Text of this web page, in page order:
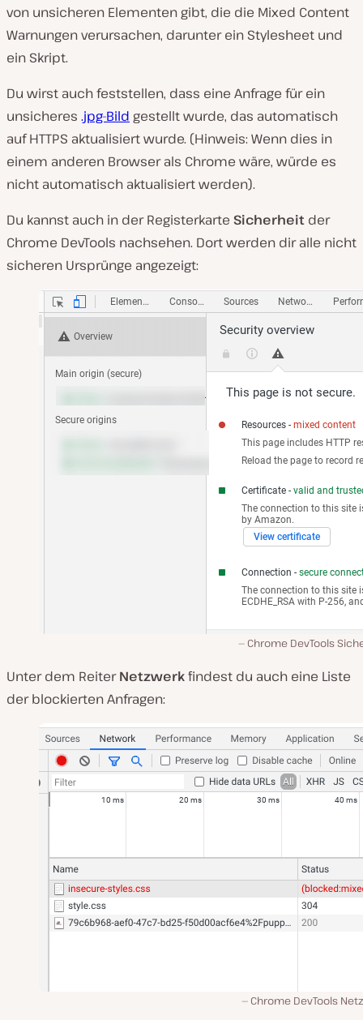
von unsicheren Elementen gibt, die die Mixed Content
Warnungen verursachen, darunter ein Stylesheet und
ein Skript.
Du wirst auch feststellen, dass eine Anfrage für ein
unsicheres .jpg-Bild gestellt wurde, das automatisch
auf HTTPS aktualisiert wurde. (Hinweis: Wenn dies in
einem anderen Browser als Chrome wäre, würde es
nicht automatisch aktualisiert werden).
Du kannst auch in der Registerkarte Sicherheit der
Chrome DevTools nachsehen. Dort werden dir alle nicht
sicheren Ursprünge angezeigt:
Chrome DevTools
Unter dem ReiterNetzwerkfindest du auch eine Liste
der blockierten Anfragen:
Chrome DevTools